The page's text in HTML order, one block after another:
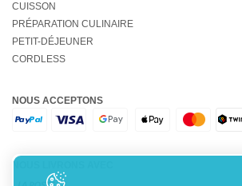
CUISSON
PRÉPARATION CULINAIRE
PETIT-DÉJEUNER
CORDLESS
NOUS ACCEPTONS